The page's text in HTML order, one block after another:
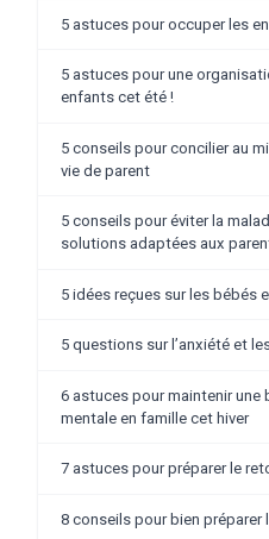
5 astuces pour occuper les
5 astuces pour une
enfants cet été !
5 conseils pour concilier au
vie de parent
5 conseils pour éviter la
solutions adaptées aux
5 idées reçues sur les bébés
5 questions sur l’anxiété et
6 astuces pour maintenir une
mentale en famille cet hiver
7 astuces pour préparer le
8 conseils pour bien préparer